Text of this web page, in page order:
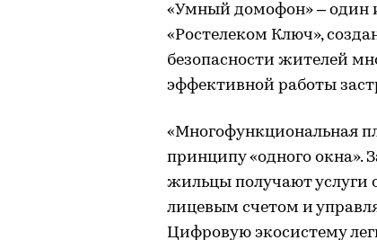
«Умный домофон» – один
«Ростелеком Ключ»,
безопасности жителей
эффективной работы
«Многофункциональная
принципу «одного
жильцы получают услуги
лицевым счетом и
Цифровую экосистему